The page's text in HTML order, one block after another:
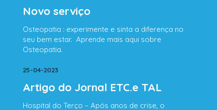
* Controle e Administração de Medicação;
* Auxílio na Mobilidade;
* Preparação de Refeições Personalizadas;
* Compras e outros Favores;
* Tarefas Domésticas Leves;
* Cuidados de Beleza.
Novo serviço
Osteopatia : experimente e sinta a diferença no
seu bem estar. Aprende mais aqui sobre
Osteopatia.
25-04-2023
Artigo do Jornal ETC.e TAL
Hospital do Terço – Após anos de crise, o